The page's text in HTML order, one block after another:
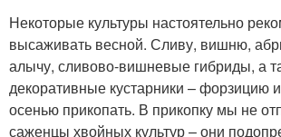
Некоторые культуры настоятельно
высаживать весной. Сливу, вишню,
алычу, сливово-вишневые гибриды, а
декоративные кустарники – форзицию
осенью прикопать. В прикопку мы не
саженцы хвойных культур – они